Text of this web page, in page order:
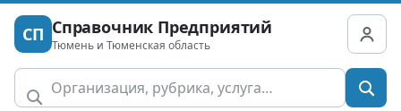
СП Справочник Предприятий
Тюмень и Тюменская область